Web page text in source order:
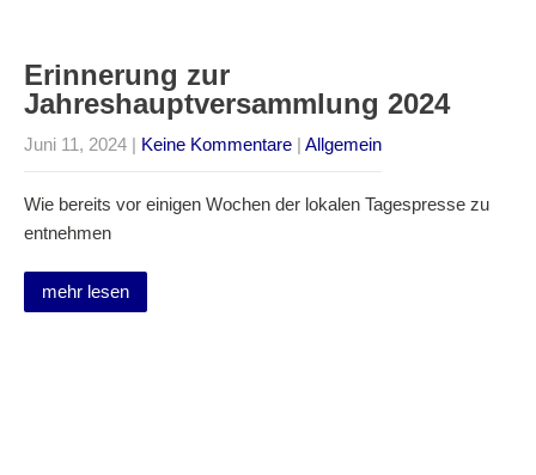
Erinnerung zur
Jahreshauptversammlung 2024
Juni 11, 2024 | Keine Kommentare | Allgemein
Wie bereits vor einigen Wochen der lokalen Tagespresse zu
entnehmen
mehr lesen